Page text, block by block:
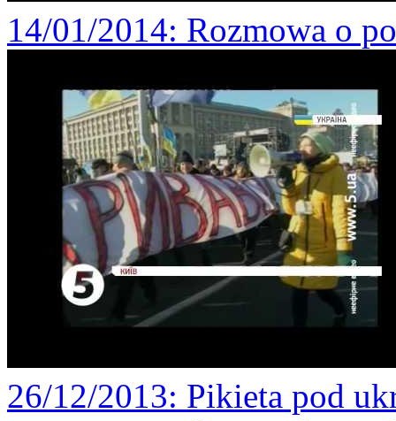
14/01/2014: Rozmowa o
26/12/2013: Pikieta pod